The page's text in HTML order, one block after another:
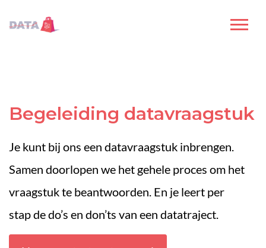
Begeleiding datavraagstuk
Je kunt bij ons een datavraagstuk inbrengen.
Samen doorlopen we het gehele proces om het
vraagstuk te beantwoorden. En je leert per
stapdedo’s en don’ts van een datatraject.